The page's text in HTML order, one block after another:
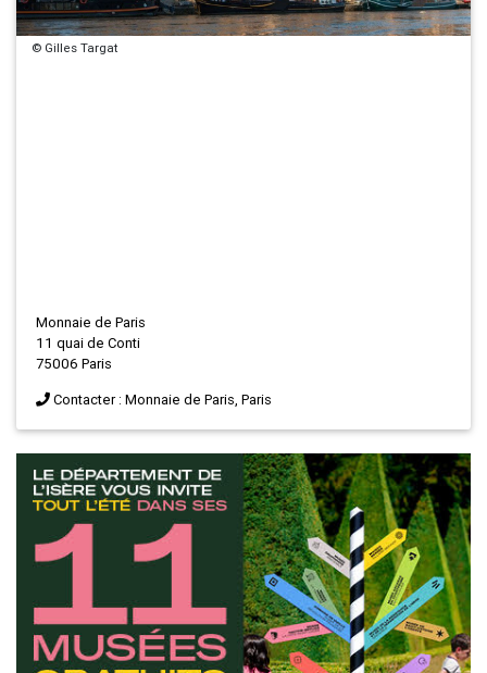
© Gilles Targat
Monnaie de Paris
11 quai de Conti
75006 Paris
Contacter : Monnaie de Paris, Paris